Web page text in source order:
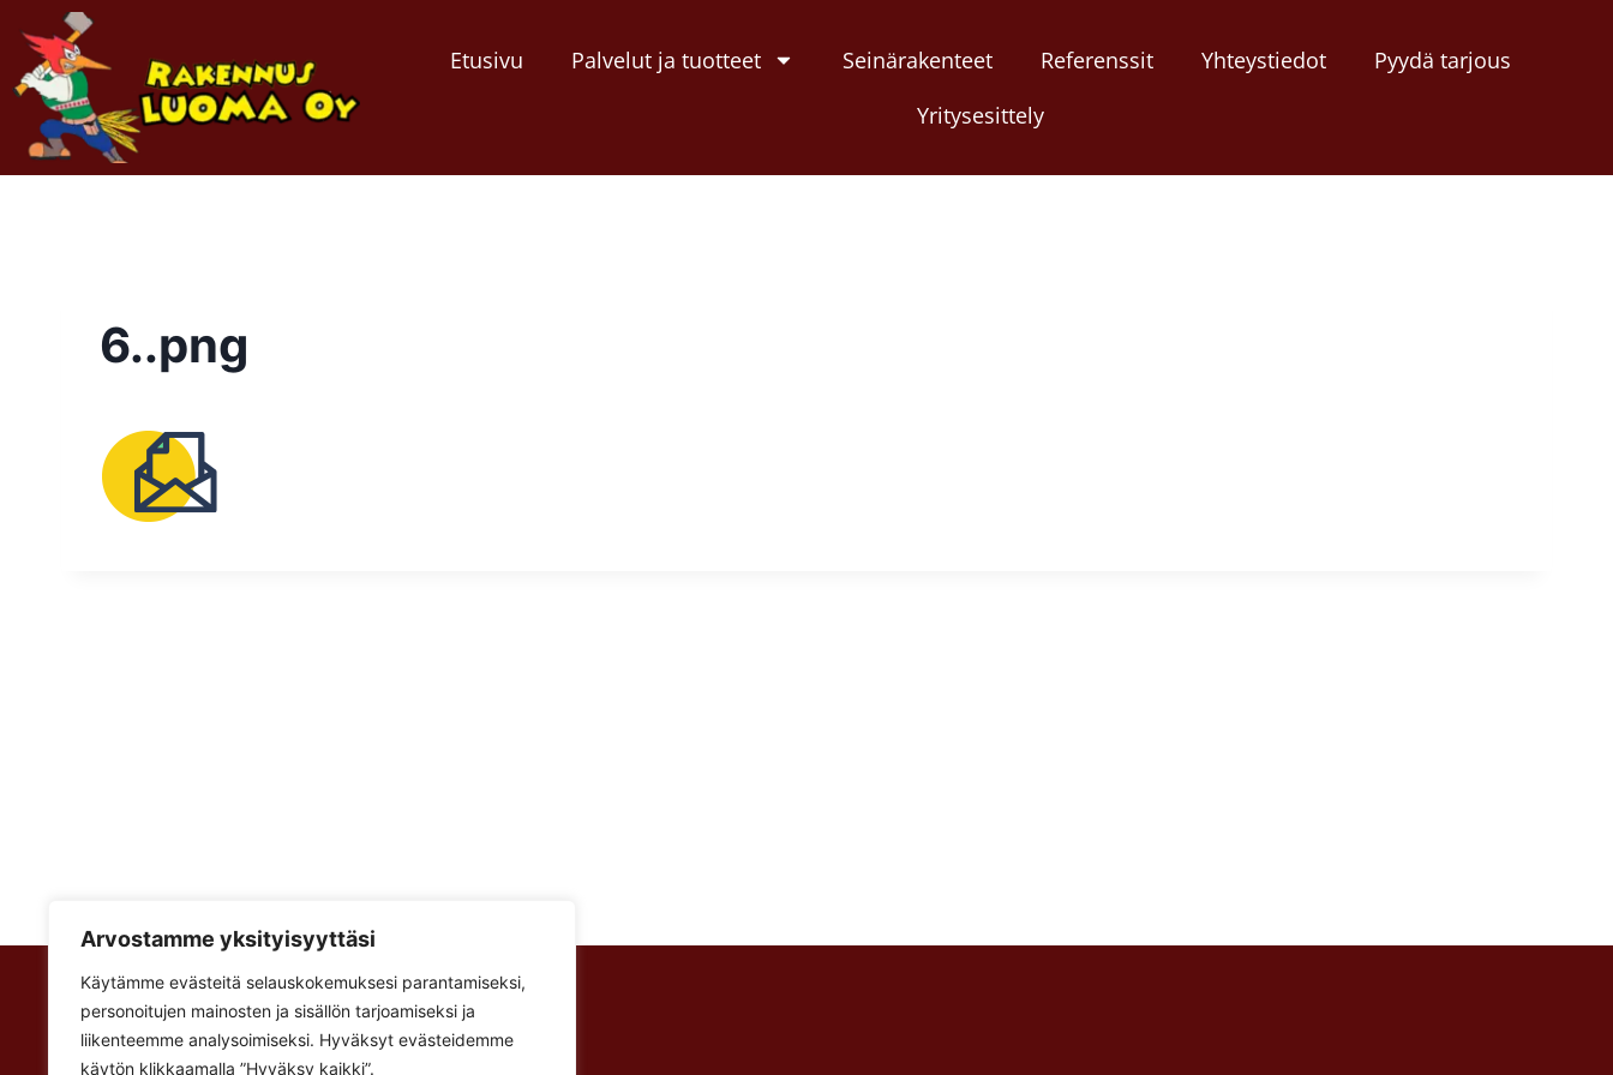
Arvostamme yksityisyyttäsi
Käytämme evästeitä selauskokemuksesi parantamiseksi,
personoitujen mainosten ja sisällön tarjoamiseksi ja
liikenteemme analysoimiseksi. Hyväksyt evästeidemme
käytön klikkaamalla ”Hyväksy kaikki”.
Etusivu Palvelut ja tuotteet Seinärakenteet Referenssit Yhteystiedot
Pyydä tarjous
Yritysesittely
6..png
Rakennus Luoma Oy
Korventie 64
Paalijärvi